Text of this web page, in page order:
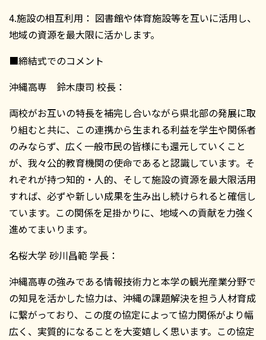
4.施設の相互利用： 図書館や体育施設等を互いに活用し、
地域の資源を最大限に活かします。
■締結式でのコメント
沖縄高専 鈴木康司 校長：
両校がお互いの特長を補完し合いながら県北部の発展に取
り組むと共に、この連携から生まれる利益を学生や関係者
のみならず、広く一般市民の皆様にも還元していくこと
が、我々公的教育機関の使命であると認識しています。そ
れぞれが持つ知的・人的、そして施設の資源を最大限活用
すれば、必ずや新しい成果を生み出し続けられると確信し
ています。この関係を足掛かりに、地域への貢献を力強く
進めてまいります。
名桜大学 砂川昌範 学長：
沖縄高専の強みである情報技術力と本学の観光産業分野で
の知見を活かした協力は、沖縄の課題解決を担う人材育成
に繋がっており、この度の協定によって協力関係がより幅
広く、実質的になることを大変嬉しく思います。この協定